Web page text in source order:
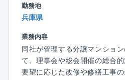
※他社案件のリプレイス等も専
拓営業は行いません。
【働きやすい環境を目指してい
■フレックスタイム制で、社員
ルに合った柔軟な勤務時間帯
勤務地
兵庫県
業務内容
同社が管理する分譲マンショ
て、理事会や総会開催の総合
要望に応じた改修や修繕工事